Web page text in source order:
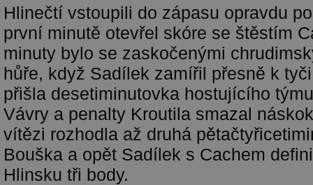
Hlinečtí vstoupili do zápasu opravdu
první minutě otevřel skóre se štěstím
minuty bylo se zaskočenými
hůře, když Sadílek zamířil přesně k
přišla desetiminutovka hostujícího
Vávry a penalty Kroutila smazal
vítězi rozhodla až druhá
Bouška a opět Sadílek s Cachem
Hlinsku tři body.